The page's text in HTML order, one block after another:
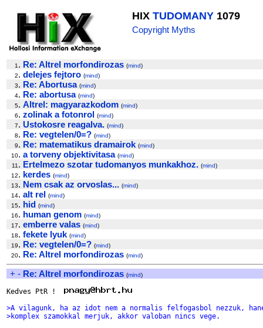
HIX TUDOMANY 1079
Copyright Myths
1 . Re: Altrel morfondirozas (mind)
2. delejes fejtoro (mind)
3. Re: Abortusa (mind)
4. Re: abortusa (mind)
5. Altrel: magyarazkodom (mind)
6. zolinak a fotonrol (mind)
7. Ustokosre reagalva. (mind)
8. Re: vegtelen/0=? (mind)
9. Re: matematikus dramairok (mind)
10. a torveny objektivitasa (mind)
11 . Ertelmezo szotar tudomanyos munkakhoz. (mind)
12. kerdes (mind)
13. Nem csak az orvoslas... (mind)
14. alt rel (mind)
15. hid (mind)
16. human genom (mind)
17. emberre valas (mind)
18. fekete lyuk (mind)
19. Re: vegtelen/0=? (mind)
20. Re: Altrel morfondirozas (mind)
+ - Re: Altrel morfondirozas (mind)
Kedves PtR !
>A vilagunk, ha az idot nem a normalis felfogasbol nezzuk,
>komplex szamokkal merjuk, akkor valoban nincs vege.